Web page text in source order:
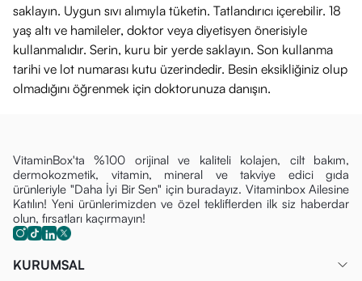
saklayın. Uygun sıvı alımıyla tüketin. Tatlandırıcı içerebilir. 18
yaş altı ve hamileler, doktor veya diyetisyen önerisiyle
kullanmalıdır. Serin, kuru bir yerde saklayın. Son kullanma
tarihi ve lot numarası kutu üzerindedir. Besin eksikliğiniz olup
olmadığını öğrenmek için doktorunuza danışın.
VitaminBox'ta %100 orijinal ve kaliteli kolajen, cilt bakım,
dermokozmetik, vitamin, mineral ve takviye edici gıda
ürünleriyle "Daha İyi Bir Sen" için buradayız. Vitaminbox Ailesine
Katılın! Yeni ürünlerimizden ve özel tekliflerden ilk siz haberdar
olun, fırsatları kaçırmayın!
KURUMSAL